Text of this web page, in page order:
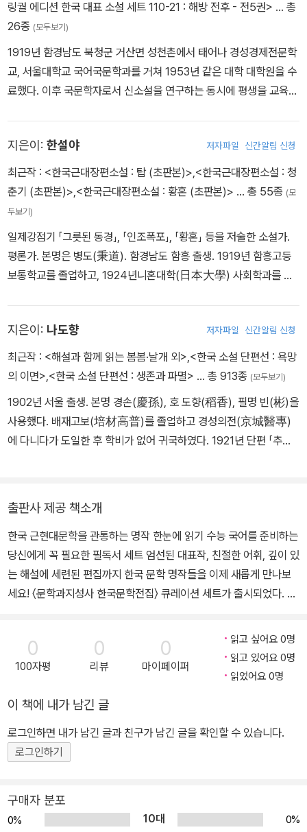
는 테러를 당하기도 했다. 이때 그의 나이 스물아홉이었다. 1940년
교직을 그만두고 난 후 김정한은 ＜동아일보＞ 동래지국을 맡아 8개
월여 간 운영도 해보고, 경남 면포조합에 서기로 취직해 사무도 보다
가 드디어 해방을 맞이했다. 해방 정국에서 김정한은 좌익 계열 단체
에서 활발하게 활동을 벌여나갔다. 1945년 경남인민위원회 문화부
1946년 2월 조선문학가동맹 부산지부장에 이어 부산예술연맹위원
회 회장에 피선된 전력이 이에 해당한다. 이때의 활동으로 인해 김정
을 ‘정부 행세’로 규정해 노백용(盧百容), 김동산(金東山) 등과 함
께 그를 검거했으며, 1950년 전쟁이 발발하자 한국 정부는 사상 문
제로 그를 체포했던 것이다. 그가 김동산으로부터 ‘요산(樂山)’이라
는 아호를 받은 것은 1950년 8월 감옥 안에서였다. 아호 요산에는
‘오래도록 지조를 지키며 살아라’라는 의미가 담겨 있다. 이후 김정한
이 보여준 삶의 궤적을 보면, 아호 ‘요산’처럼 살아나갔음을 확인하게
화운동을 옹호하는 등 수차례 강연을 했다가 1961년 군사 쿠데타를
만나 쫓겨 다녔고, 예순일곱 살이었던 1974년에는 개헌 촉구 서명에
나섰으며, 1985년 5·18민주혁명 기념사업 범국민운동 추진위원회
고문으로 추대되기도 했다. 1987년 6월에는 개헌 촉구 33인 시국선
언에 동참했고, 9월 민족문학작가회의 초대 회장으로 뽑힌 바도 있
탐구하며, 식민지 조선의 정치·경제·사회·문화·사상에 관한 사유를 전
개하고 있다. 역사와 사회·현실을 객관적으로 들여다보며 이를 깊이
있는 문제의식으로 구체화하고 있다는 점에서 리얼리즘적 성격을 나
타낸다. ≪삼대≫ 이후 염상섭은 ≪백구≫, ≪모란꽃 필 때≫, ≪불연
중반 염상섭은 돌연 만주행을 선택한다. 진학문의 권유로 ≪만선일보
≫의 편집국장으로 근무하며, 1939년 만주 안동 대동항 건설 사업 선
전에 종사한다. 이 기간 중 염상섭은 장편 소설 ≪개동≫을 집필하고,
안수길·박영준 등의 창작집 ≪싹트는 대지≫와 안수길의 창작집 ≪북
원(北原)≫ 등의 서문을 쓴 것을 제외하고는 별다른 창작 활동을 보
이지 않는다. 1945년 광복을 맞이하기까지 약 10여 년의 기간 동안
그는 일종의 ‘문학적 단절’의 시간을 보내는 것이다. 해방된 서울로 돌
가고, ≪경향신문≫ 창간 당시 편집국장으로 근무하기도 한다. 해방의
감격과 함께 곧이어 마주하게 된 ‘해방 이후’ 식민지의 모순, 미소 분
에 남은 발자국＞, ＜삼팔선＞, ≪효풍≫ 등의 작품을 통해 세밀하게
그려 낸다. 1950년 6월 25일 한국 전쟁이 발발하지만 염상섭은 피
난을 떠나지 못한다. 9·28 서울 수복, 10·25 중공군 개입, 1951년 1·
4 후퇴의 혼란 속에서, 염상섭은 윤백남, 이무영 등과 함께 해군에 입
대해 1951년부터 1953년까지 부산과 서울 정훈감실에서 해군 소령
후반 이후 발표되는 일련의 후기 작품들은 주로 남녀 연애담에 기반
한 결혼과 가족의 문제의 문제를 다루고 있다. 염상섭은 1963년 3월
14일 서울 성북동에서 타계한다. 서울에서 나고 자란 서울 토박이의
삶은 서울에서 마무리된다. ‘작가’ 염상섭이 남긴 빛나는 작품들은 여
전히 여기에 남아 있다. 염상섭은 평생에 걸쳐 작품 창작에 임하고, 소
소설 쓰기의 모습은 시대를 헤쳐 나가는 염상섭이라는 한 개인의 역
사이기도 하면서, 동시에 거대한 물줄기로서 정립되어 가는 한국 문
학사 그 자체의 역사와 다름없다.
였으며, 1959년에는 대표작으로 평가받는 「오발탄」을 발표하여 문
현실 속에서 존재 의의를 잃어버린 채 방황하는 주인공의 자의식을
사실주의적 필치로 그려낸 작품으로 유현목 감독에 의해 영화로도 제
작되었다. 1960년대 이후에는 한국외국어대학의 교수로 부임하여
후진 양성에도 힘썼고, 수많은 단편과 15편에 달하는 장편을 연재하
는 등 정력적인 창작 활동을 펼쳤다. 만년에는 한국문학에 기여한 공
수상하였다. 이듬해 1982년 2월 28일에 뇌일혈로 졸도하여 경희의
료원에 입원한 뒤 3월 13일에 사망하였으며, 이후 경기도 용인시 모
현면 용인공원묘지에 안장되었다.
링궐 에디션 한국 대표 소설 세트 110-21 : 해방 전후 - 전5권> … 총
26종 (모두보기)
1919년 함경남도 북청군 거산면 성천촌에서 태어나 경성경제전문학
교, 서울대학교 국어국문학과를 거쳐 1953년 같은 대학 대학원을 수
료했다. 이후 국문학자로서 신소설을 연구하는 동시에 평생을 교육계
년에는 시대가 바뀜에 따라 권력에 아부하며 카멜레온처럼 살아남는
인물을 풍자한 단편 「꺼삐딴 리」로 제7회 동인문학상을 수상하였다.
1955년부터 약 11년간 『사상계』에 「신소설 연구」를 연재하는 한편,
1965년 장편소설 『나신』, 1967년 전작장편소설 『창과 벽』을 발간
년 『동혈인간』 등이 있다. 국제 펜클럽 한국본부 사무국장, 한국현대
문학연구회 회장을 역임했고, 1971년 국제 펜클럽 주최 제38차 세계
작가대회에 한국 대표로 참가했다. 1956년 『사상계』 논문상, 1979
년 대한민국문학상을 받았으며 1988년 지병으로 타계했다.
지은이: 한설야 저자파일 신간알림 신청
최근작 : <한국근대장편소설 : 탑 (초판본)>,<한국근대장편소설 : 청
춘기 (초판본)>,<한국근대장편소설 : 황혼 (초판본)> … 총 55종 (모
두보기)
일제강점기 「그릇된 동경」, 「인조폭포」, 「황혼」 등을 저술한 소설가.
평론가. 본명은 병도(秉道). 함경남도 함흥 출생. 1919년 함흥고등
보통학교를 졸업하고, 1924년니혼대학(日本大學) 사회학과를 졸
서 작가 활동을 시작하였다. 1927년조선프롤레타리아예술동맹(KA
PF)에 가담하였으며, 1934년 극단 ＜신건설사＞사건으로 투옥되었
다가 집행유예로 석방되었다. 그 뒤 귀향하여 소설 창작에 전념하면
鮮人聯盟) 등 단체 활동을 하였다. 1945년 광복 당시 이기영(李箕
永)과 함께 조선프롤레타리아예술동맹을 조직하였다. 다음해인 194
6년 북조선문학예술총동맹을 조직하여 북한공산당의 문화예술계의
김일성 반대 세력에 동조하다가 1960년대 초기에 숙청된 것으로 알
지은이: 나도향 저자파일 신간알림 신청
최근작 : <해설과 함께 읽는 봄봄·날개 외>,<한국 소설 단편선 : 욕망
의 이면>,<한국 소설 단편선 : 생존과 파멸> … 총 913종 (모두보기)
1902년 서울 출생. 본명 경손(慶孫), 호 도향(稻香), 필명 빈(彬)을
사용했다. 배재고보(培材高普)를 졸업하고 경성의전(京城醫專)
에 다니다가 도일한 후 학비가 없어 귀국하였다. 1921년 단편 「추억」
작품을 발표하였다. 1923년에 『17원 50전』 『행랑 자식』을 『개벽
(開闢)』에, 『여이발사(女理髮師)』를 『백조』에 발표하였고, 1925
년에 『물레방아』 『뽕』 『벙어리 삼룡이』를 발표함으로써 민중들의 슬
프고 비참한 삶에 촛점을 맞춘 작품을 주로 선보이다가 26세의 젊은
나이로 요절하였다. 애상적이고 감상적인 작품은 물론 주관적인 애상
지, 폭넓은 작가세계를 보여주는 완숙한 경지의 작가이다.
출판사 제공 책소개
한국 근현대문학을 관통하는 명작 한눈에 읽기 수능 국어를 준비하는
당신에게 꼭 필요한 필독서 세트 엄선된 대표작, 친절한 어휘, 깊이 있
는 해설에 세련된 편집까지 한국 문학 명작들을 이제 새롭게 만나보
세요! 〈문학과지성사 한국문학전집〉 큐레이션 세트가 출시되었다. 한
독자를 위해 더 섬세한 기준으로 재구성되었다. 문학 연구자 중에서
도 해당 저자의 전공자이자 대학에서 학생들을 직접 가르치고 있는
교수진이 책임 편집자로 참여하였으며, 참신한 기획과 엄밀한 텍스트
대중에게 가까이 다가갈 수 있는 친근성과 해설 및 부속 자료의 전문
성을 갖춘 것은 물론이며, 세련된 편집으로 가독성 또한 높다는 점이
큰 장점이다. 세트 B는 국내 교과서에 수록된 작품들을 중심으로 선
별되다 보니 대부분 단편선으로 구성되었다. 일제강점기 창작된 이상
사회상을 담은 이범선 『오발탄』, 염상섭 『두 파산』, 전광용 『꺼삐딴
리』 등 총 12편이 묶였다. 아래 각 도서에 관한 소개가 이어진다. 1)
0
100자평
0
리뷰
0
마이페이퍼
읽고 싶어요 0명
읽고 있어요 0명
읽었어요 0명
이 책에 내가 남긴 글
로그인하면 내가 남긴 글과 친구가 남긴 글을 확인할 수 있습니다.
로그인하기
구매자 분포
0% 10대
0%